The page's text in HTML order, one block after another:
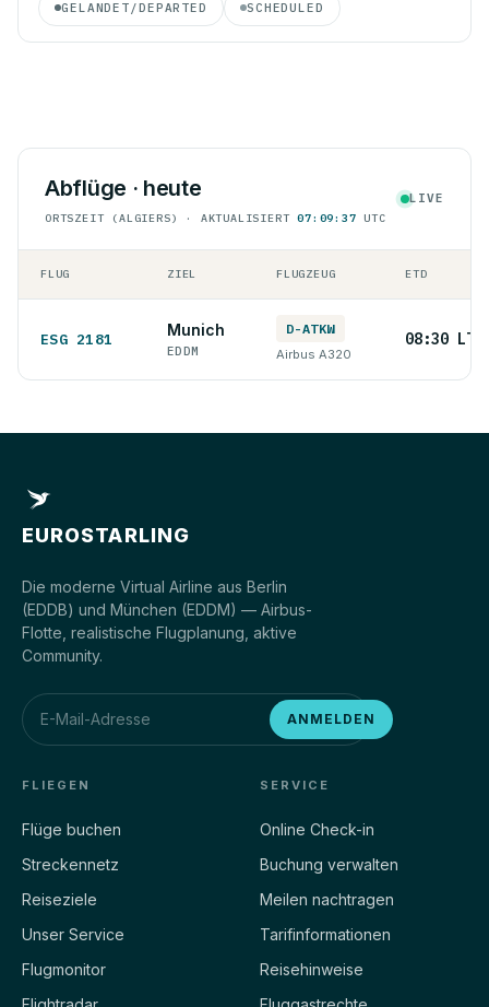
GELANDET/DEPARTED SCHEDULED
Abflüge · heute
ORTSZEIT (ALGIERS) · AKTUALISIERT07:09:37 UTC
LIVE
FLUG ZIEL FLUGZEUG ETD
ESG 2181
Munich
EDDM
D-ATKW
Airbus A320
08:30 LT
EUROSTARLING
Die moderne Virtual Airline aus Berlin
(EDDB) und München (EDDM) — Airbus-
Flotte, realistische Flugplanung, aktive
Community.
ANMELDEN
FLIEGEN
Flüge buchen
Streckennetz
Reiseziele
Unser Service
Flugmonitor
SERVICE
Online Check-in
Buchung verwalten
Meilen nachtragen
Tarifinformationen
Reisehinweise